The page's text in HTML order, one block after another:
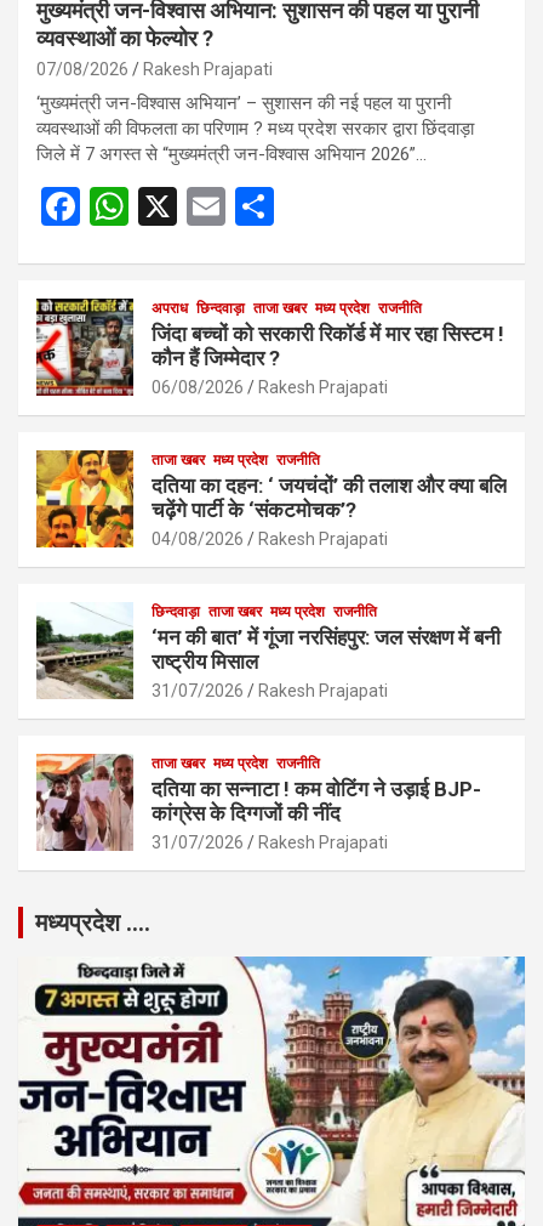
मुख्यमंत्री जन-विश्वास अभियान: सुशासन की पहल या पुरानी
व्यवस्थाओं का फेल्योर ?
07/08/2026 Rakesh Prajapati
‘मुख्यमंत्री जन-विश्वास अभियान’ – सुशासन की नई पहल या पुरानी
व्यवस्थाओं की विफलता का परिणाम ? मध्य प्रदेश सरकार द्वारा छिंदवाड़ा
जिले में 7 अगस्त से “मुख्यमंत्री जन-विश्वास अभियान 2026”…
F
b
o
o
k
W
s
A
p
p
X
E
e
अपराध छिन्दवाड़ा ताजा खबर मध्य प्रदेश राजनीति
जिंदा बच्चों को सरकारी रिकॉर्ड में मार रहा सिस्टम !
कौन हैं जिम्मेदार ?
06/08/2026 Rakesh Prajapati
ताजा खबर मध्य प्रदेश राजनीति
दतिया का दहन: ‘ जयचंदों’ की तलाश और क्या बलि
चढ़ेंगे पार्टी के ‘संकटमोचक’?
04/08/2026 Rakesh Prajapati
छिन्दवाड़ा ताजा खबर मध्य प्रदेश राजनीति
‘मन की बात’ में गूंजा नरसिंहपुर: जल संरक्षण में बनी
राष्ट्रीय मिसाल
31/07/2026 Rakesh Prajapati
ताजा खबर मध्य प्रदेश राजनीति
दतिया का सन्नाटा ! कम वोटिंग ने उड़ाई BJP-
कांग्रेस के दिग्गजों की नींद
31/07/2026 Rakesh Prajapati
मध्यप्रदेश ….